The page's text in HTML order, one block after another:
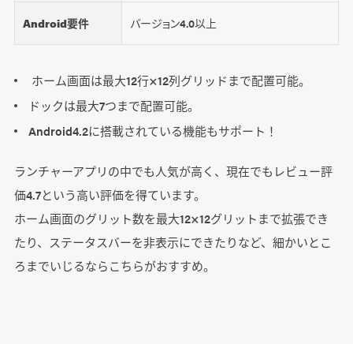
Android要件 バージョン4.0以上
ホーム画面は最大12行×12列グリッドまで配置可能。
ドックは最大7つまで配置可能。
Android4.2に搭載されている機能もサポート！
ランチャーアプリの中でも人気が高く、現在でもレビュー評
価4.7という高い評価を得ています。
ホーム画面のグリット数を最大12×12グリットまで拡張でき
たり、ステータスバーを非表示にできたりなど、細かいとこ
ろまでいじるならこちらがおすすめ。